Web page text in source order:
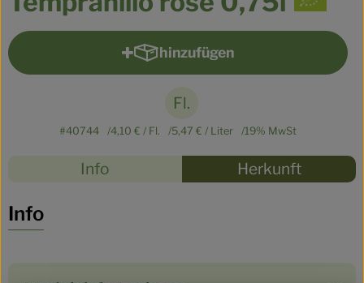
So geht’s
hinzufügen
Produkt zum Warenkorb
Fl.
#40744 4,10 € / Fl. 5,47 € / Liter 19% MwSt
Rezepte
Info Herkunft
Info